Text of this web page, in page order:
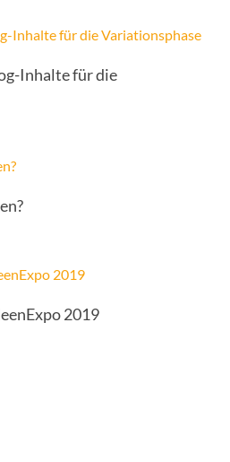
Inhalte für die
2019